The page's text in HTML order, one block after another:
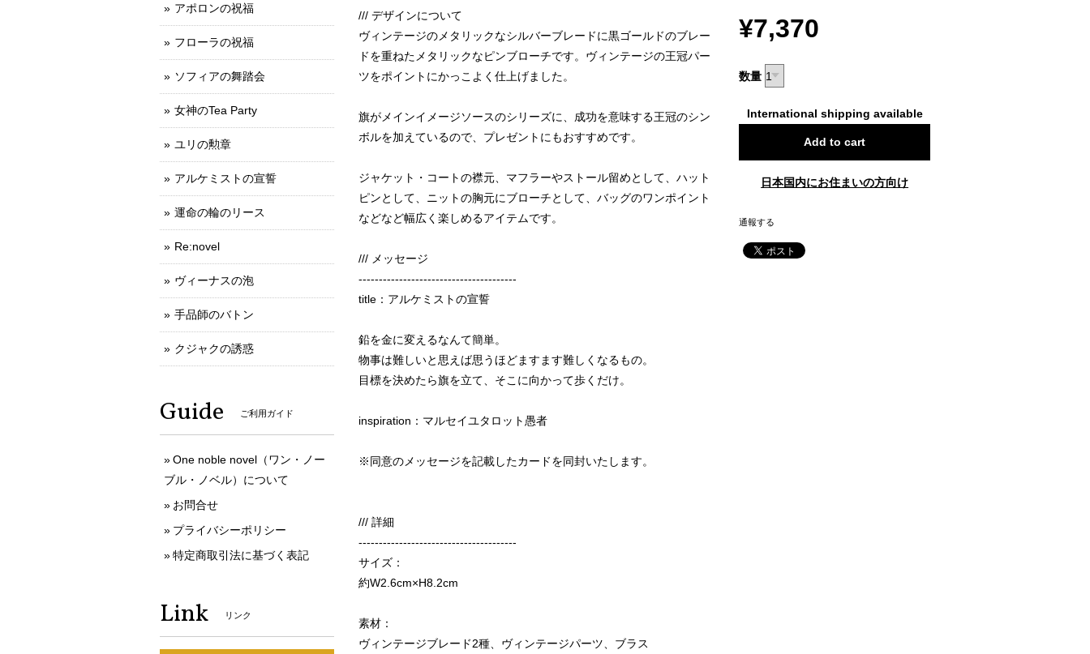
/// デザインについて
ヴィンテージのメタリックなシルバーブレードに黒ゴールドのブレー
ドを重ねたメタリックなピンブローチです。ヴィンテージの王冠パー
ツをポイントにかっこよく仕上げました。
旗がメインイメージソースのシリーズに、成功を意味する王冠のシン
ボルを加えているので、プレゼントにもおすすめです。
ジャケット・コートの襟元、マフラーやストール留めとして、ハット
ピンとして、ニットの胸元にブローチとして、バッグのワンポイント
などなど幅広く楽しめるアイテムです。
/// メッセージ
---------------------------------------
title：アルケミストの宣誓
鉛を金に変えるなんて簡単。
物事は難しいと思えば思うほどますます難しくなるもの。
目標を決めたら旗を立て、そこに向かって歩くだけ。
inspiration：マルセイユタロット愚者
※同意のメッセージを記載したカードを同封いたします。
/// 詳細
---------------------------------------
サイズ：
約W2.6cm×H8.2cm
素材：
ヴィンテージブレード2種、ヴィンテージパーツ、ブラス
¥7,370
数量
International shipping available
Add to cart
日本国内にお住まいの方向け
通報する
アポロンの祝福
フローラの祝福
ソフィアの舞踏会
女神のTea Party
ユリの勲章
アルケミストの宣誓
運命の輪のリース
Re:novel
ヴィーナスの泡
手品師のバトン
クジャクの誘惑
Guide ご利用ガイド
One noble novel（ワン・ノー
ブル・ノベル）について
お問合せ
プライバシーポリシー
特定商取引法に基づく表記
Link リンク